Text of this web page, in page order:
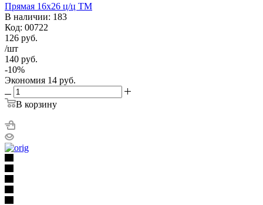
Прямая 16х26 ц/ц ТМ
В наличии: 183
Код: 00722
126 руб.
/шт
140 руб.
-10%
Экономия 14 руб.
В корзину